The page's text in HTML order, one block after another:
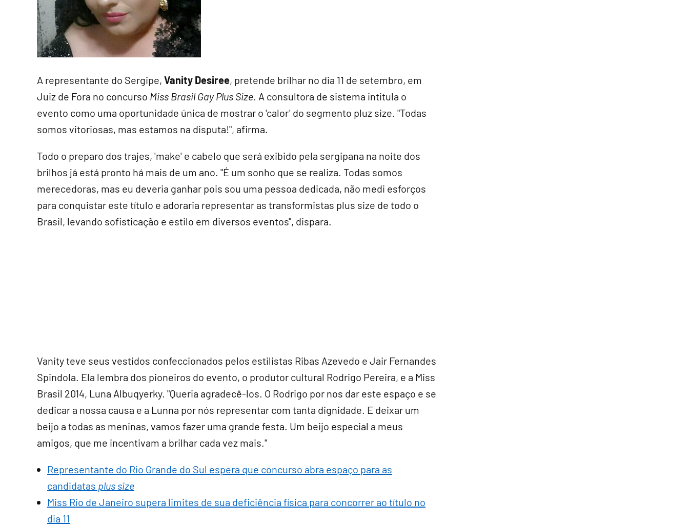
A representante do Sergipe, Vanity Desiree, pretende brilhar no dia 11 de setembro, em
Juiz de Fora no concurso Miss Brasil Gay Plus Size. A consultora de sistema intitula o
evento como uma oportunidade única de mostrar o 'calor' do segmento pluz size. "Todas
somos vitoriosas, mas estamos na disputa!", afirma.
Todo o preparo dos trajes, 'make' e cabelo que será exibido pela sergipana na noite dos
brilhos já está pronto há mais de um ano. "É um sonho que se realiza. Todas somos
merecedoras, mas eu deveria ganhar pois sou uma pessoa dedicada, não medi esforços
para conquistar este título e adoraria representar as transformistas plus size de todo o
Brasil, levando sofisticação e estilo em diversos eventos", dispara.
Vanity teve seus vestidos confeccionados pelos estilistas Ribas Azevedo e Jair Fernandes
Spindola. Ela lembra dos pioneiros do evento, o produtor cultural Rodrigo Pereira, e a Miss
Brasil 2014, Luna Albuqyerky. "Queria agradecê-los. O Rodrigo por nos dar este espaço e se
dedicar a nossa causa e a Lunna por nós representar com tanta dignidade. E deixar um
beijo a todas as meninas, vamos fazer uma grande festa. Um beijo especial a meus
amigos, que me incentivam a brilhar cada vez mais."
Representante do Rio Grande do Sul espera que concurso abra espaço para as
candidatas plus size
Miss Rio de Janeiro supera limites de sua deficiência física para concorrer ao título no
dia 11